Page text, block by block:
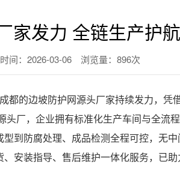
家发力 全链生产护
间：2026-03-06 浏览量：896次
的边坡防护网源头厂家持续发力，
厂，企业拥有标准化生产车间与全流
到防腐处理、成品检测全程可控，无
安装指导、售后维护一体化服务，已